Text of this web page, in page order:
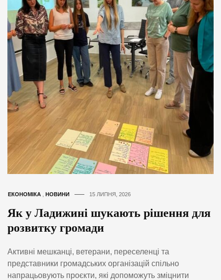
ЕКОНОМІКА НОВИНИ 15 ЛИПНЯ, 2026
Як у Ладижині шукають рішення для
розвитку громади
Активні мешканці, ветерани, переселенці та
представники громадських організацій спільно
напрацьовують проєкти, які допоможуть зміцнити